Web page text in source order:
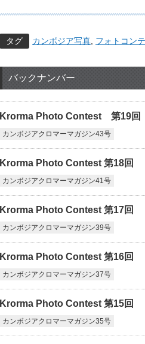
タグ カンボジア写真 フォトコン
バックナンバー
Krorma Photo Contest 第19回
カンボジアクロマーマガジン43号
Krorma Photo Contest 第18回
カンボジアクロマーマガジン41号
Krorma Photo Contest 第17回
カンボジアクロマーマガジン39号
Krorma Photo Contest 第16回
カンボジアクロマーマガジン37号
Krorma Photo Contest 第15回
カンボジアクロマーマガジン35号